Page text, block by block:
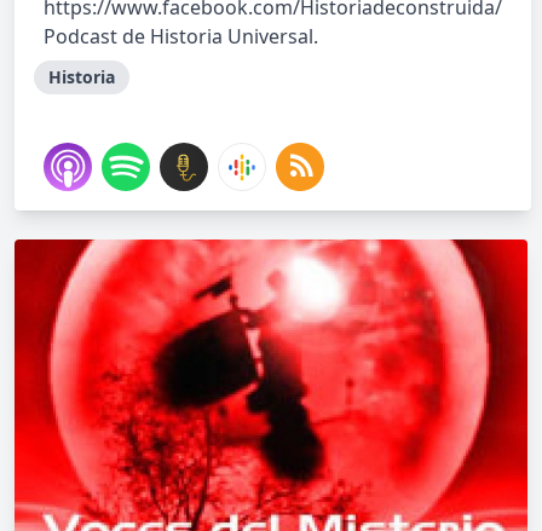
https://www.facebook.com/Historiadeconstruida/
Podcast de Historia Universal.
Historia